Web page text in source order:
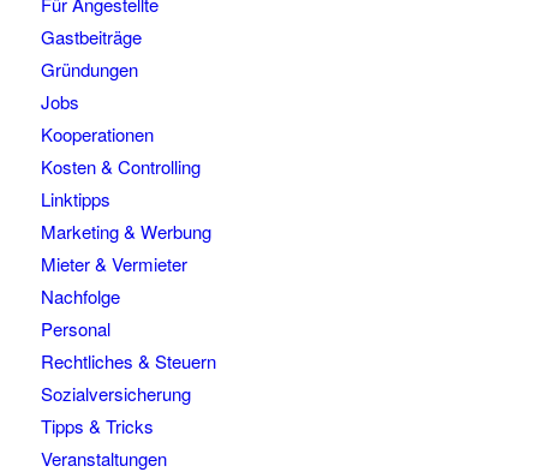
Gastbeiträge
Gründungen
Jobs
Kooperationen
Kosten & Controlling
Linktipps
Marketing & Werbung
Mieter & Vermieter
Nachfolge
Personal
Rechtliches & Steuern
Sozialversicherung
Tipps & Tricks
Veranstaltungen